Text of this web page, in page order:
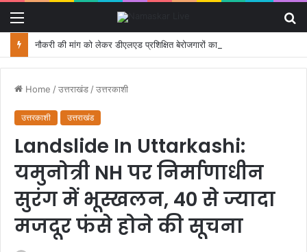
Home /उत्तराखंड /उत्तरकाशी
उत्तरकाशी उत्तराखंड
Landslide In Uttarkashi:
यमुनोत्री NH पर निर्माणाधीन
सुरंग में भूस्खलन, 40 से ज्यादा
मजदूर फंसे होने की सूचना